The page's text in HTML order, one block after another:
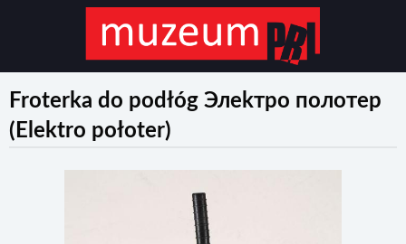
Froterka do podłóg Элekтpo полотер
(Elektro połoter)